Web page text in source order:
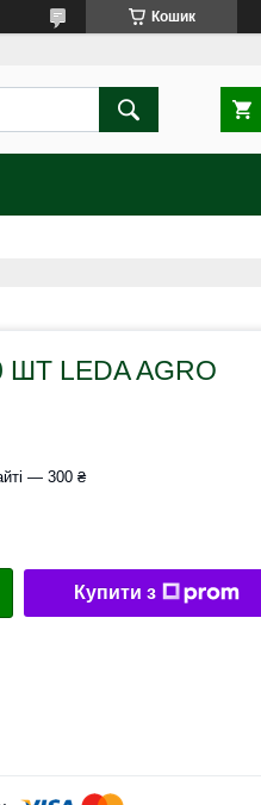
Кошик
ШТ LEDA AGRO
— 300 ₴
Купити з